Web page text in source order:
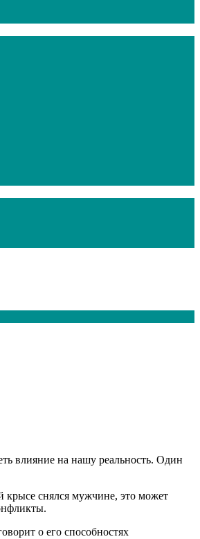
влияние на нашу реальность. Один
крысе снялся мужчине, это может
о его способностях